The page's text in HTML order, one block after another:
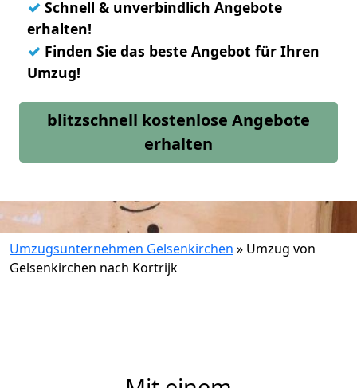
✓ Schnell & unverbindlich Angebote
erhalten!
✓ Finden Sie das beste Angebot für Ihren
Umzug!
blitzschnell kostenlose Angebote
erhalten
Umzugsunternehmen Gelsenkirchen » Umzug von
Gelsenkirchen nach Kortrijk